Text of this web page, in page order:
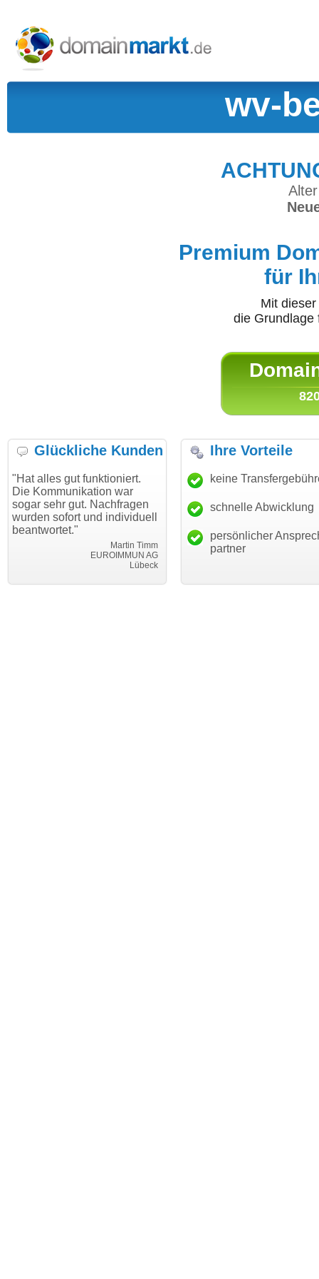
wv-
Premium
für
Mit
die
Glückliche Kunden
gut funktioniert.
war
gut. Nachfragen
und individuell
EUROIMMUN AG
"Danke für den schnellen
Transfer und guten Service!"
Thomas Schäfer
i can eckert communication GmbH
"Ich bin
haben.
mein
Ihre Vorteile
keine
schnelle Abwicklung
persönlicher
partner